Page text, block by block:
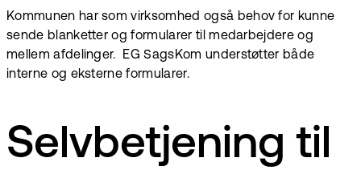
Kommunen har som virksomhed også behov for kunne
sende blanketter og formularer til medarbejdere og
mellem afdelinger. EG SagsKom understøtter både
interne og eksterne formularer.
Selvbetjening til